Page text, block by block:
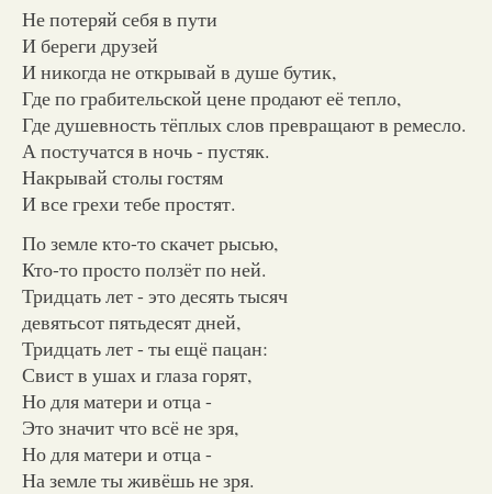
Не потеряй себя в пути
И береги друзей
И никогда не открывай в душе бутик,
Где по грабительской цене продают её тепло,
Где душевность тёплых слов превращают в ремесло.
А постучатся в ночь - пустяк.
Накрывай столы гостям
И все грехи тебе простят.
По земле кто-то скачет рысью,
Кто-то просто ползёт по ней.
Тридцать лет - это десять тысяч
девятьсот пятьдесят дней,
Тридцать лет - ты ещё пацан:
Свист в ушах и глаза горят,
Но для матери и отца -
Это значит что всё не зря,
Но для матери и отца -
На земле ты живёшь не зря.